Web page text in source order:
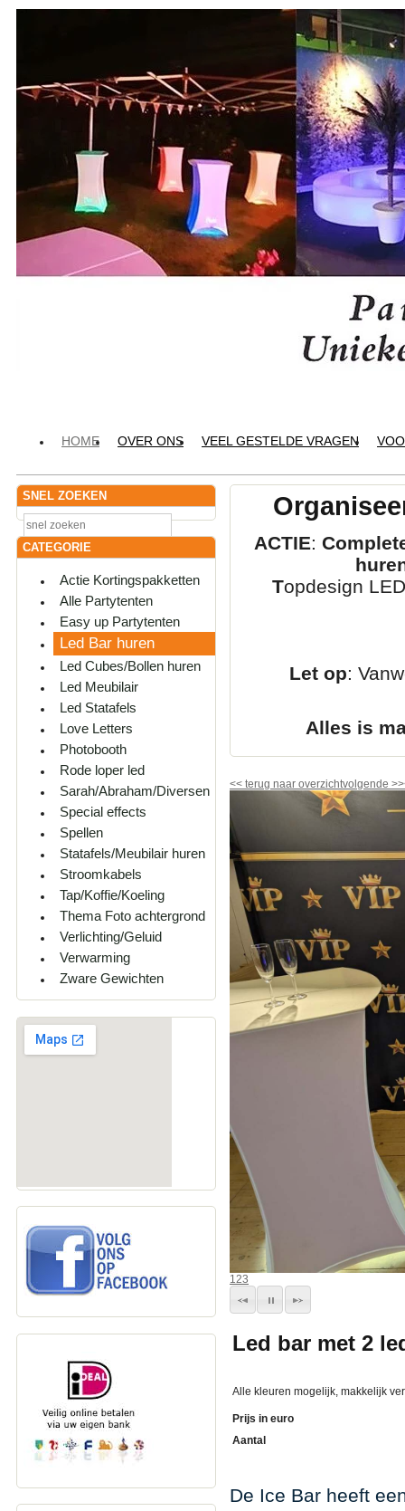
HOME OVER ONS VEEL GESTELDE VRAGEN
SNEL ZOEKEN
CATEGORIE
Actie Kortingspakketten
Alle Partytenten
Easy up Partytenten
Led Bar huren
Led Cubes/Bollen huren
Led Meubilair
Led Statafels
Love Letters
Photobooth
Rode loper led
Sarah/Abraham/Diversen
Special effects
Spellen
Statafels/Meubilair huren
Stroomkabels
Tap/Koffie/Koeling
Thema Foto achtergrond
Verlichting/Geluid
Verwarming
Zware Gewichten
ACTIE:
Topdesign
Let op:
Alles is
<< terug naar overzichtvolgende >>
123
Led bar met 2
Alle kleuren mogelijk, makkelijk
Prijs in euro
Aantal
De Ice Bar heeft